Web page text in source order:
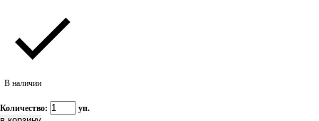
В наличии
Количество: уп.